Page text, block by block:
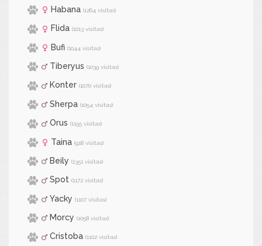
Habana (1264 visitas)
Flida (1013 visitas)
Bufi (1044 visitas)
Tiberyus (1039 visitas)
Konter (1070 visitas)
Sherpa (1054 visitas)
Orus (1155 visitas)
Taina (918 visitas)
Beily (1351 visitas)
Spot (1172 visitas)
Yacky (1107 visitas)
Morcy (1058 visitas)
Cristoba (1102 visitas)